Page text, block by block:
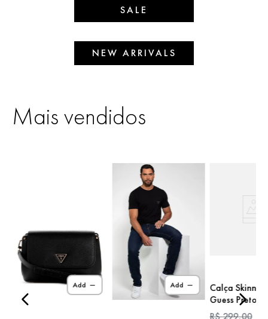
SALE
NEW ARRIVALS
Mais vendidos
Add Add
Calça Skinny
Guess Preto
R$299,00